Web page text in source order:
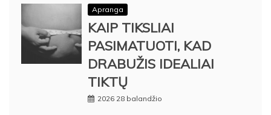
Apranga
KAIP TIKSLIAI
PASIMATUOTI, KAD
DRABUŽIS IDEALIAI
TIKTŲ
2026 28 balandžio